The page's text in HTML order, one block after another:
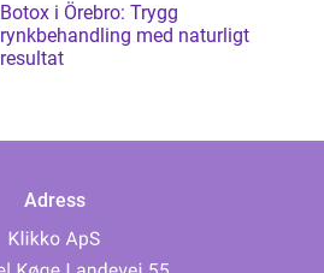
Botox i Örebro: Trygg
rynkbehandling med naturligt
resultat
Adress